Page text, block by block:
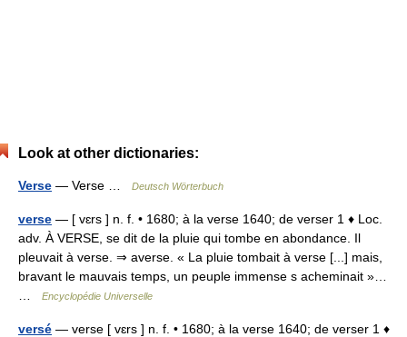
Look at other dictionaries:
Verse — Verse … Deutsch Wörterbuch
verse — [ vɛrs ] n. f. • 1680; à la verse 1640; de verser 1 ♦ Loc.
adv. À VERSE, se dit de la pluie qui tombe en abondance. Il
pleuvait à verse. ⇒ averse. « La pluie tombait à verse [...] mais,
bravant le mauvais temps, un peuple immense s acheminait »…
Encyclopédie Universelle
versé — verse [ vɛrs ] n. f. • 1680; à la verse 1640; de verser 1 ♦